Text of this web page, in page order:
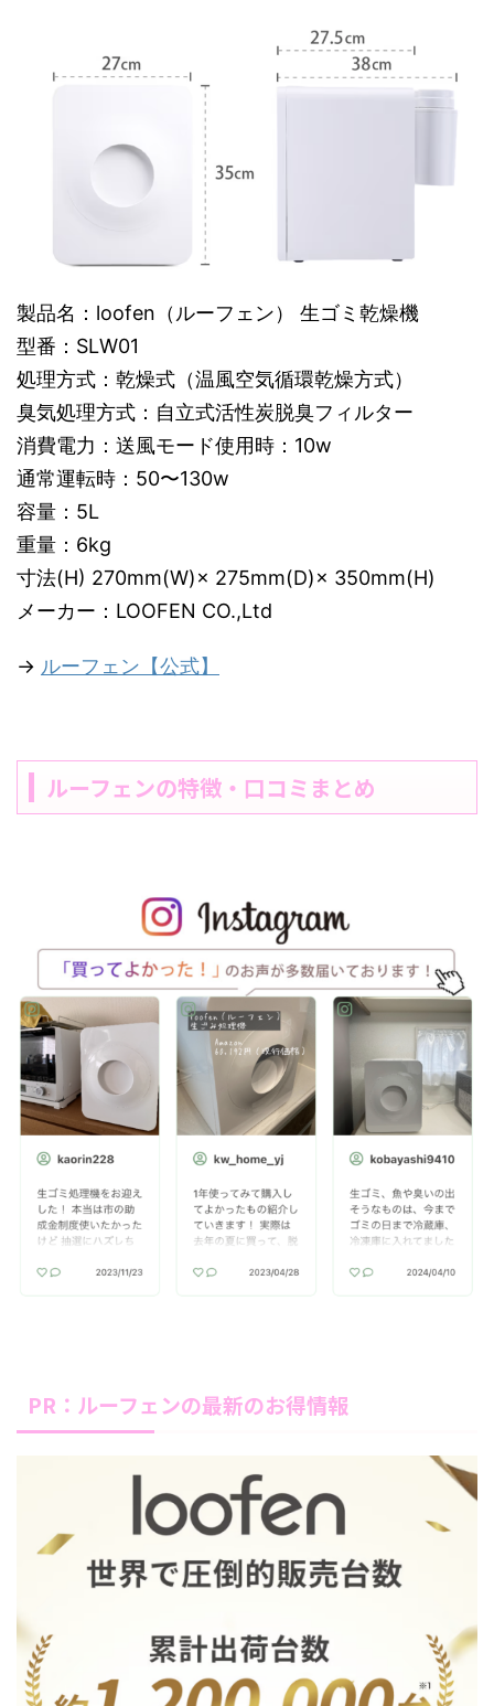
製品名：loofen（ルーフェン） 生ゴミ乾燥機
型番：SLW01
処理方式：乾燥式（温風空気循環乾燥方式）
臭気処理方式：自立式活性炭脱臭フィルター
消費電力：送風モード使用時：10w
通常運転時：50〜130w
容量：5L
重量：6kg
寸法(H) 270mm(W)× 275mm(D)× 350mm(H)
メーカー：LOOFEN CO.,Ltd
→ ルーフェン【公式】
ルーフェンの特徴・口コミまとめ
PR：ルーフェンの最新のお得情報